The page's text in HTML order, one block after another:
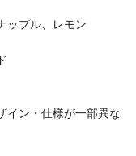
ップル、レモン
イン・仕様が一部異な